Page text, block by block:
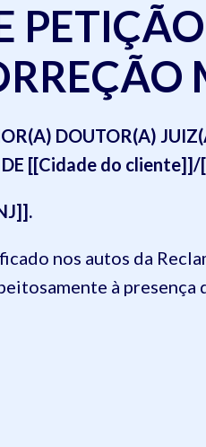
DOUTOR(A)
[[Cidade do
nos autos da
à presença